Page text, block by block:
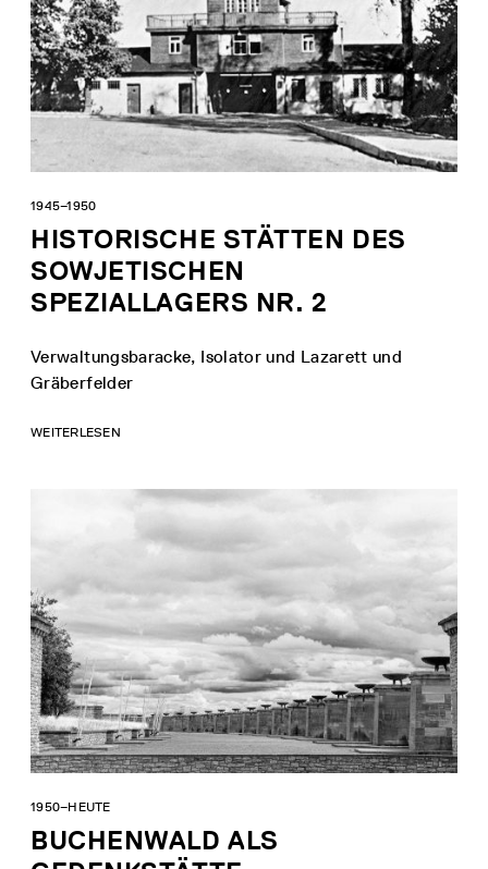
HISTORISCHE STÄTTEN DES
SOWJETISCHEN
SPEZIALLAGERS NR. 2
1945–1950
Verwaltungsbaracke, Isolator und Lazarett und
Gräberfelder
WEITERLESEN
BUCHENWALD ALS
1950–HEUTE